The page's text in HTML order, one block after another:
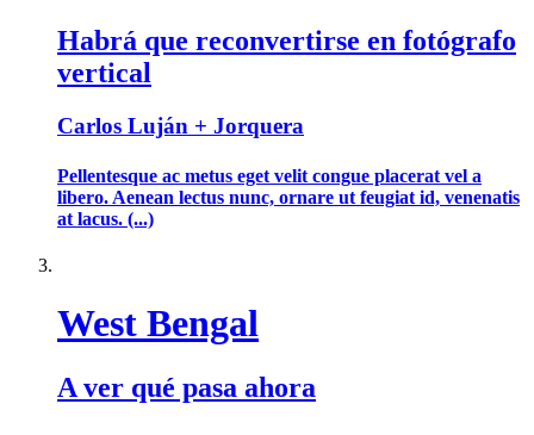
Habrá que reconvertirse en fotógrafo
vertical
Carlos Luján + Jorquera
Pellentesque ac metus eget velit congue placerat vel a
libero. Aenean lectus nunc, ornare ut feugiat id, venenatis
at lacus. (...)
West Bengal
A ver qué pasa ahora